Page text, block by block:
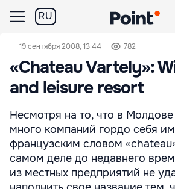
RU
19 сентября 2008, 13:44 782
«Chateau Vartely»:
and leisure resort
Несмотря на то, что в Молдове
много компаний гордо себя
французским словом
самом деле до недавнего
из местных предприятий не